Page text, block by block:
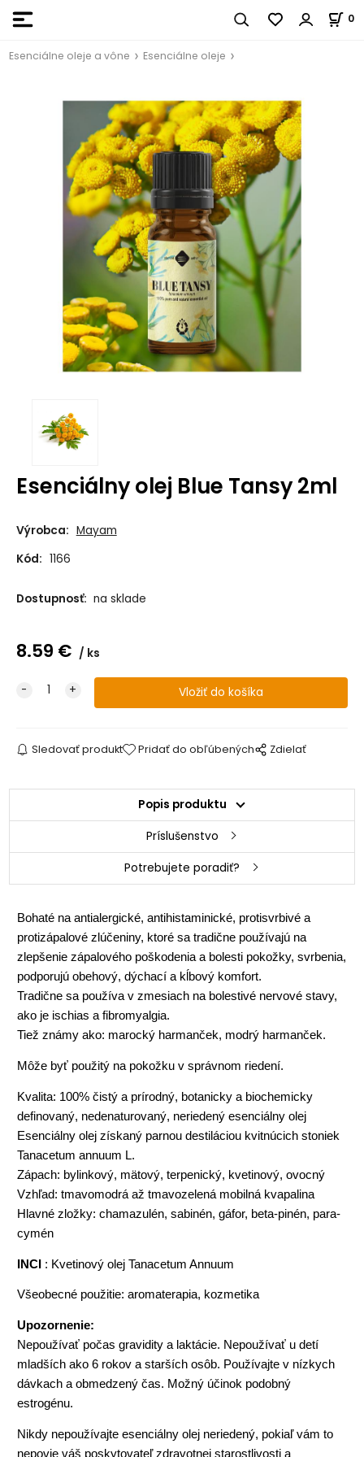
0
Esenciálne oleje a vône Esenciálne oleje
Esenciálny olej Blue Tansy 2ml
Výrobca: Mayam
Kód: 1166
Dostupnosť: na sklade
8.59 € ks
Sledovať produkt Pridať do obľúbených Zdielať
Popis produktu
Príslušenstvo
Potrebujete poradiť?
Bohaté na antialergické, antihistaminické, protisvrbivé a
protizápalové zlúčeniny, ktoré sa tradične používajú na
zlepšenie zápalového poškodenia a bolesti pokožky, svrbenia,
podporujú obehový, dýchací a kĺbový komfort.
Tradične sa používa v zmesiach na bolestivé nervové stavy,
ako je ischias a fibromyalgia.
Tiež známy ako: marocký harmanček, modrý harmanček.
Môže byť použitý na pokožku v správnom riedení.
Kvalita: 100% čistý a prírodný, botanicky a biochemicky
definovaný, nedenaturovaný, neriedený esenciálny olej
Esenciálny olej získaný parnou destiláciou kvitnúcich stoniek
Tanacetum annuum L.
Zápach: bylinkový, mätový, terpenický, kvetinový, ovocný
Vzhľad: tmavomodrá až tmavozelená mobilná kvapalina
Hlavné zložky: chamazulén, sabinén, gáfor, beta-pinén, para-
cymén
INCI : Kvetinový olej Tanacetum Annuum
Všeobecné použitie: aromaterapia, kozmetika
Upozornenie:
Nepoužívať počas gravidity a laktácie. Nepoužívať u detí
mladších ako 6 rokov a starších osôb. Používajte v nízkych
dávkach a obmedzený čas. Možný účinok podobný
estrogénu.
Nikdy nepoužívajte esenciálny olej neriedený, pokiaľ vám to
nepovie váš poskytovateľ zdravotnej starostlivosti a